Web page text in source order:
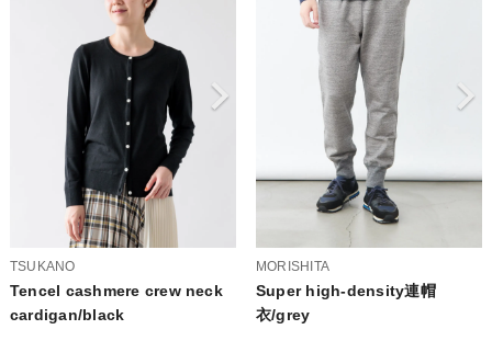
TSUKANO
Tencel cashmere crew neck
cardigan/black
MORISHITA
Super high-density連帽
衣/grey